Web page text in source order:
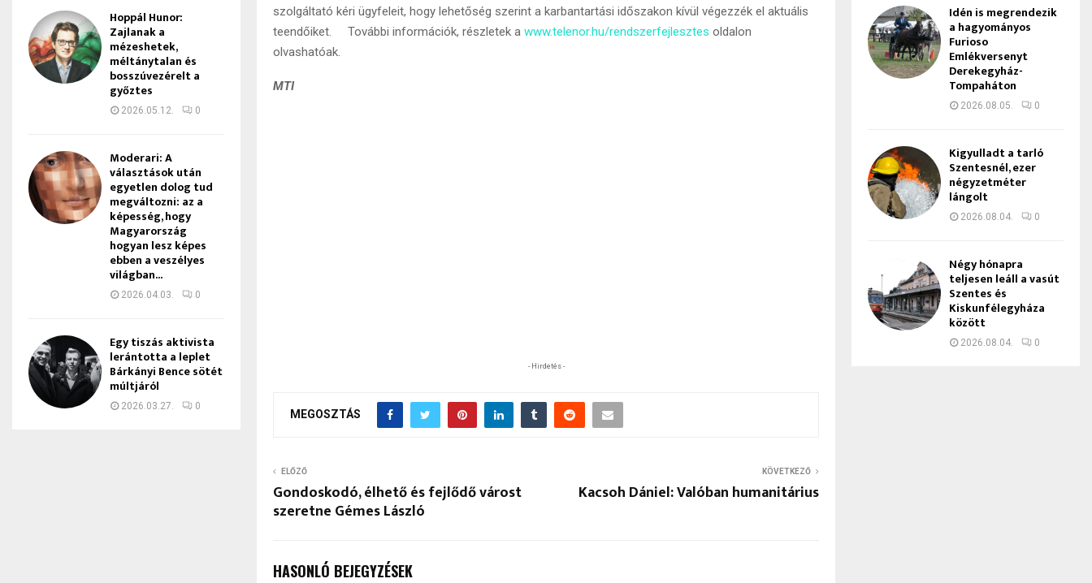
szolgáltató kéri ügyfeleit, hogy lehetőség szerint a karbantartási időszakon kívül végezzék el aktuális
teendőiket. További információk, részletek awww.telenor.hu/rendszerfejlesztes oldalon
olvashatóak.
MTI
- Hirdetés -
MEGOSZTÁS
ELŐZŐ
Gondoskodó, élhető és fejlődő várost
szeretne Gémes László
KÖVETKEZŐ
Kacsoh Dániel: Valóban humanitárius
HASONLÓ BEJEGYZÉSEK
Hoppál Hunor:
Zajlanak a
mézeshetek,
méltánytalan és
bosszúvezérelt a
győztes
2026.05.12. 0
Moderari: A
választások után
egyetlen dolog tud
megváltozni: az a
képesség, hogy
Magyarország
hogyan lesz képes
ebben a veszélyes
világban...
2026.04.03. 0
Egy tiszás aktivista
lerántotta a leplet
Bárkányi Bence sötét
múltjáról
2026.03.27. 0
Idén is megrendezik
a hagyományos
Furioso
Emlékversenyt
Derekegyház-
Tompaháton
2026.08.05. 0
Kigyulladt a tarló
Szentesnél, ezer
négyzetméter
lángolt
2026.08.04. 0
Négy hónapra
teljesen leáll a vasút
Szentes és
Kiskunfélegyháza
között
2026.08.04. 0